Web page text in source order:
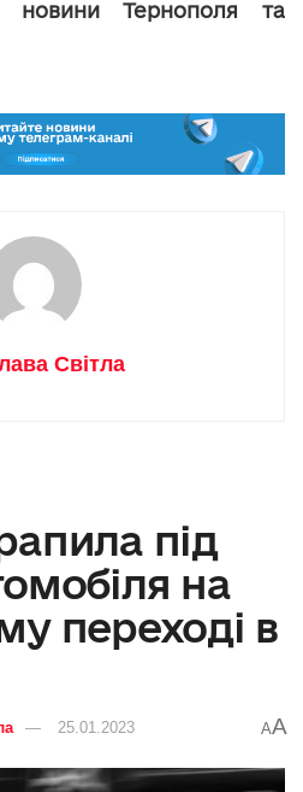
новини Тернополя та
Світла
під
на
переході в
25.01.2023 AA